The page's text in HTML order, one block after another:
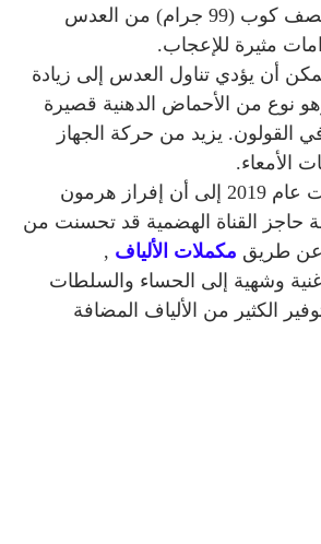
في الواقع ، يحتوي نصف كوب (99 جرام) من العدس
أن يؤدي تناول العدس إلى زيادة
نوع من الأحماض الدهنية قصيرة
القولون. يزيد من حركة الجهاز
الأمعاء.
خلصت دراسة أجريت عام 2019 إلى أن إفراز هرمون
حاجز القناة الهضمية قد تحسنت من
عن طريق مكملات الألياف ,
وشهية إلى الحساء والسلطات
الكثير من الألياف المضافة